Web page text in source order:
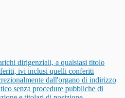
dirigenziali, a qualsiasi titolo
ivi inclusi quelli conferiti
dall'organo di indirizzo
senza procedure pubbliche di